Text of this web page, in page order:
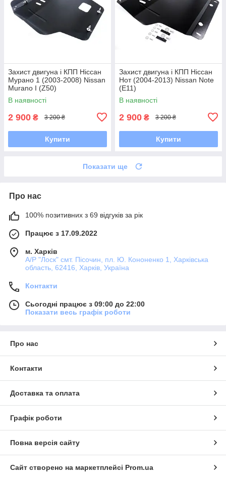
Захист двигуна і КПП Ніссан
Мурано 1 (2003-2008) Nissan
Murano I (Z50)
В наявності
2 900 ₴ 3 200 ₴
Купити
Захист двигуна і КПП Ніссан
Нот (2004-2013) Nissan Note
(E11)
В наявності
2 900 ₴ 3 200 ₴
Купити
Показати ще
Про нас
100% позитивних з 69 відгуків за рік
Працює з 17.09.2022
м. Харків
А/Р "Лоск" смт. Пісочин, пл. Ю. Кононенко 1, Харківська
область, 62416, Харків, Україна
Контакти
Сьогодні працює з 09:00 до 22:00
Показати весь графік роботи
Про нас
Контакти
Доставка та оплата
Графік роботи
Повна версія сайту
Сайт створено на маркетплейсі Prom.ua